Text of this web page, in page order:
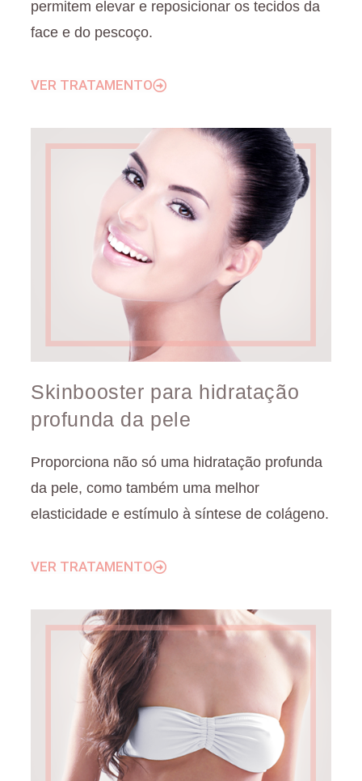
permitem elevar e reposicionar os tecidos da
face e do pescoço.
VER TRATAMENTO
Skinbooster para hidratação
profunda da pele
Proporciona não só uma hidratação profunda
da pele, como também uma melhor
elasticidade e estímulo à síntese de colágeno.
VER TRATAMENTO